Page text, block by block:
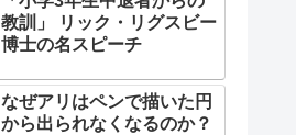
教訓」 リック・リグスビー
博士の名スピーチ
なぜアリはペンで描いた円
から出られなくなるのか？